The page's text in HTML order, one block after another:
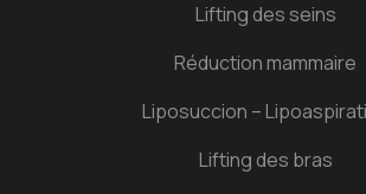
Lifting des seins
Réduction mammaire
Liposuccion –
Lifting des bras